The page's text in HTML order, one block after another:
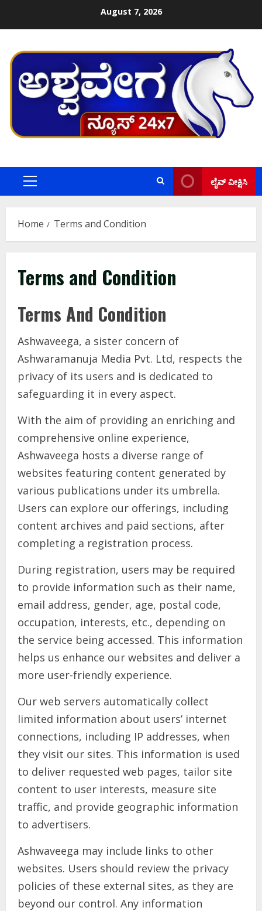
August 7, 2026
Primary
ಲೈವ್ ವೀಕ್ಷಿಸಿ
Home Terms and Condition
Terms and Condition
Terms And Condition
Ashwaveega, a sister concern of
Ashwaramanuja Media Pvt. Ltd, respects the
privacy of its users and is dedicated to
safeguarding it in every aspect.
With the aim of providing an enriching and
comprehensive online experience,
Ashwaveega hosts a diverse range of
websites featuring content generated by
various publications under its umbrella.
Users can explore our offerings, including
content archives and paid sections, after
completing a registration process.
During registration, users may be required
to provide information such as their name,
email address, gender, age, postal code,
occupation, interests, etc., depending on
the service being accessed. This information
helps us enhance our websites and deliver a
more user-friendly experience.
Our web servers automatically collect
limited information about users’ internet
connections, including IP addresses, when
they visit our sites. This information is used
to deliver requested web pages, tailor site
content to user interests, measure site
traffic, and provide geographic information
to advertisers.
Ashwaveega may include links to other
websites. Users should review the privacy
policies of these external sites, as they are
beyond our control. Any information